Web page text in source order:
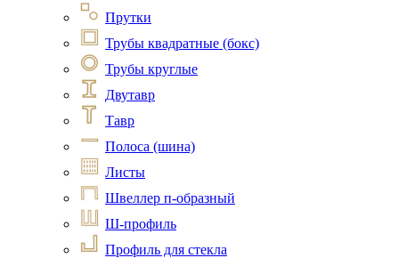
Прутки
Трубы квадратные (бокс)
Трубы круглые
Двутавр
Тавр
Полоса (шина)
Листы
Швеллер п-образный
Ш-профиль
Профиль для стекла